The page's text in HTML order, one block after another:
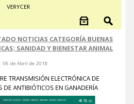
VERYCER
NOTICIAS CATEGORÍA BUENAS
SANIDAD Y BIENESTAR ANIMAL
06 de Abril de 2018
TRANSMISIÓN ELECTRÓNICA DE
DE ANTIBIÓTICOS EN GANADERÍA